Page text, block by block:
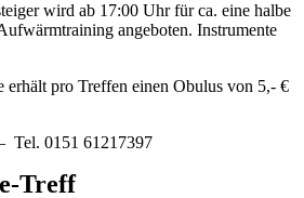
wird ab 17:00 Uhr für ca. eine halbe
angeboten. Instrumente
erhält pro Treffen einen Obulus von 5,- €
Tel. 0151 61217397
Treff